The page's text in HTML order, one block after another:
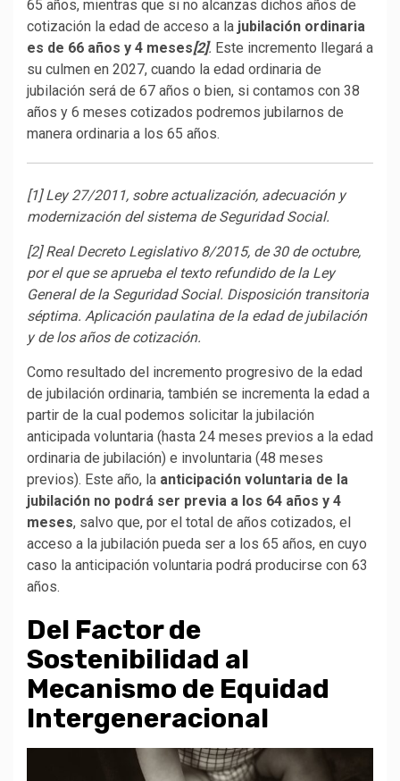
65 años, mientras que si no alcanzas dichos años de
cotización la edad de acceso a la jubilación ordinaria
es de 66 años y 4 meses[2]. Este incremento llegará a
su culmen en 2027, cuando la edad ordinaria de
jubilación será de 67 años o bien, si contamos con 38
años y 6 meses cotizados podremos jubilarnos de
manera ordinaria a los 65 años.
[1] Ley 27/2011, sobre actualización, adecuación y
modernización del sistema de Seguridad Social.
[2] Real Decreto Legislativo 8/2015, de 30 de octubre,
por el que se aprueba el texto refundido de la Ley
General de la Seguridad Social. Disposición transitoria
séptima. Aplicación paulatina de la edad de jubilación
y de los años de cotización.
Como resultado del incremento progresivo de la edad
de jubilación ordinaria, también se incrementa la edad a
partir de la cual podemos solicitar la jubilación
anticipada voluntaria (hasta 24 meses previos a la edad
ordinaria de jubilación) e involuntaria (48 meses
previos). Este año, la anticipación voluntaria de la
jubilación no podrá ser previa a los 64 años y 4
meses, salvo que, por el total de años cotizados, el
acceso a la jubilación pueda ser a los 65 años, en cuyo
caso la anticipación voluntaria podrá producirse con 63
años.
Del Factor de
Sostenibilidad al
Mecanismo de Equidad
Intergeneracional